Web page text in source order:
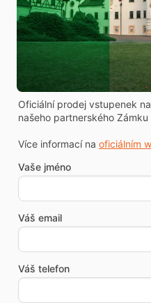
Oficiální prodej vstupenek
našeho partnerského
Více informací na oficiálním
Vaše jméno
Váš email
Váš telefon